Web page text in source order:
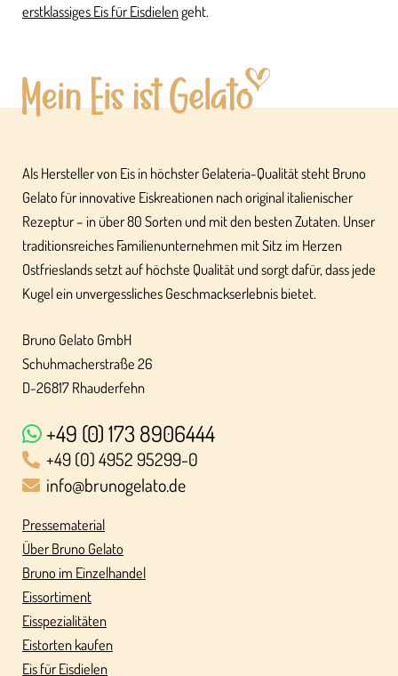
erstklassiges Eis für Eisdielengeht.
Als Hersteller von Eis in höchster Gelateria-Qualität steht Bruno
Gelato für innovative Eiskreationen nach original italienischer
Rezeptur – in über 80 Sorten und mit den besten Zutaten. Unser
traditionsreiches Familienunternehmen mit Sitz im Herzen
Ostfrieslands setzt auf höchste Qualität und sorgt dafür, dass jede
Kugel ein unvergessliches Geschmackserlebnis bietet.
Bruno Gelato GmbH
Schuhmacherstraße 26
D-26817 Rhauderfehn
+49 (0) 173 8906444
+49 (0) 4952 95299-0
info@brunogelato.de
Pressematerial
Über Bruno Gelato
Bruno im Einzelhandel
Eissortiment
Eisspezialitäten
Eistorten kaufen
Eis für Eisdielen